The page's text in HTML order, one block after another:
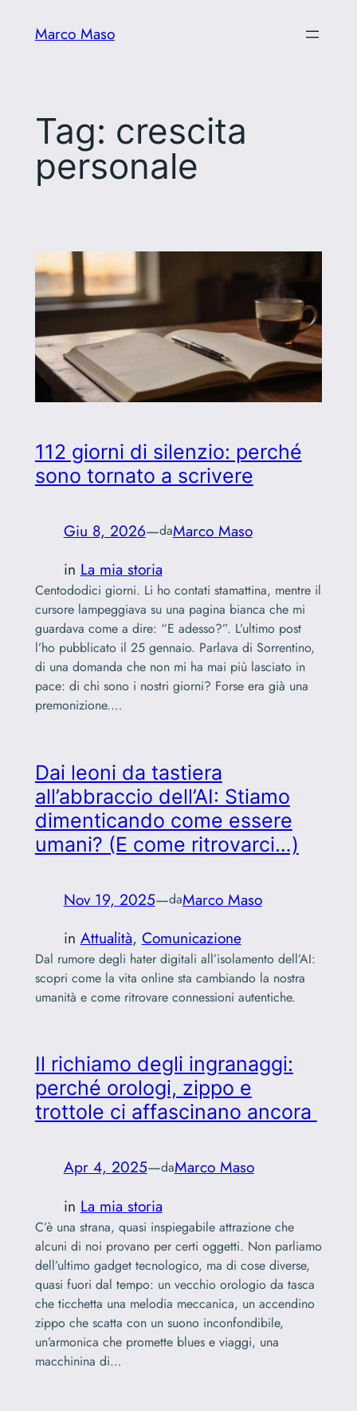
Marco Maso
Tag: crescita
personale
112 giorni di silenzio: perché
sono tornato a scrivere
Giu 8, 2026—daMarco Maso
in La mia storia
Centododici giorni. Li ho contati stamattina, mentre il
cursore lampeggiava su una pagina bianca che mi
guardava come a dire: “E adesso?”. L’ultimo post
l’ho pubblicato il 25 gennaio. Parlava di Sorrentino,
di una domanda che non mi ha mai più lasciato in
pace: di chi sono i nostri giorni? Forse era già una
premonizione.…
Dai leoni da tastiera
all’abbraccio dell’AI: Stiamo
dimenticando come essere
umani? (E come ritrovarci…)
Nov 19, 2025—daMarco Maso
in Attualità, Comunicazione
Dal rumore degli hater digitali all’isolamento dell’AI:
scopri come la vita online sta cambiando la nostra
umanità e come ritrovare connessioni autentiche.
Il richiamo degli ingranaggi:
perché orologi, zippo e
trottole ci affascinano ancora
Apr 4, 2025—daMarco Maso
in La mia storia
C’è una strana, quasi inspiegabile attrazione che
alcuni di noi provano per certi oggetti. Non parliamo
dell’ultimo gadget tecnologico, ma di cose diverse,
quasi fuori dal tempo: un vecchio orologio da tasca
che ticchetta una melodia meccanica, un accendino
zippo che scatta con un suono inconfondibile,
un’armonica che promette blues e viaggi, una
macchinina di…